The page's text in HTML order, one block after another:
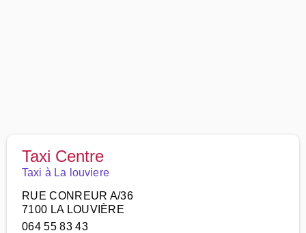
Taxi Centre
Taxi à La louviere
RUE CONREUR A/36
7100 LA LOUVIÈRE
064 55 83 43